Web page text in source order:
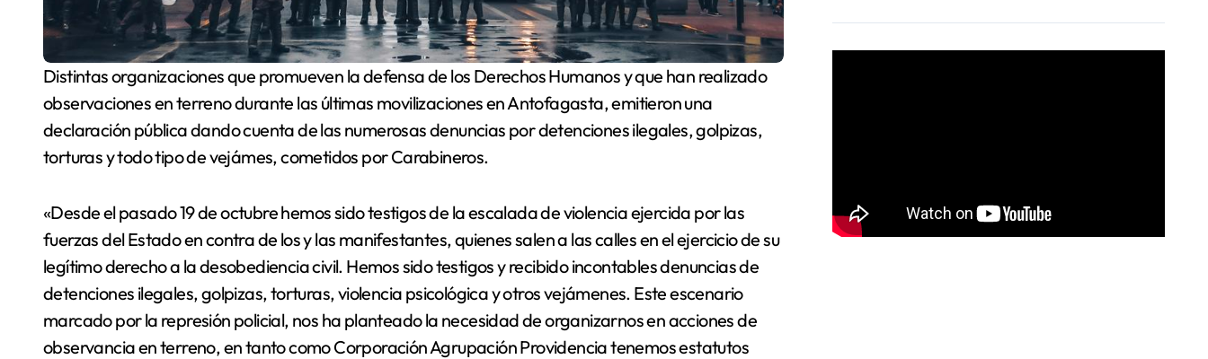
Distintas organizaciones que promueven la defensa de los Derechos Humanos y que han realizado
observaciones en terreno durante las últimas movilizaciones en Antofagasta, emitieron una
declaración pública dando cuenta de las numerosas denuncias por detenciones ilegales, golpizas,
torturas y todo tipo de vejámes, cometidos por Carabineros.
«Desde el pasado 19 de octubre hemos sido testigos de la escalada de violencia ejercida por las
fuerzas del Estado en contra de los y las manifestantes, quienes salen a las calles en el ejercicio de su
legítimo derecho a la desobediencia civil. Hemos sido testigos y recibido incontables denuncias de
detenciones ilegales, golpizas, torturas, violencia psicológica y otros vejámenes. Este escenario
marcado por la represión policial, nos ha planteado la necesidad de organizarnos en acciones de
observancia en terreno, en tanto como Corporación Agrupación Providencia tenemos estatutos